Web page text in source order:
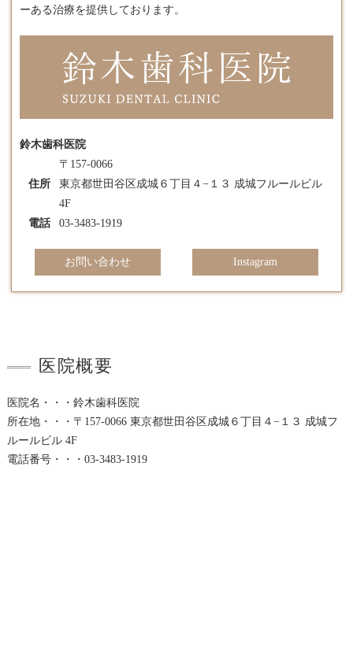
ーある治療を提供しております。
鈴木歯科医院
住所
〒157-0066
東京都世田谷区成城６丁目４−１３ 成城フルールビル
4F
電話
03-3483-1919
お問い合わせ Instagram
医院概要
医院名・・・鈴木歯科医院
所在地・・・〒157-0066 東京都世田谷区成城６丁目４−１３ 成城フ
ルールビル 4F
電話番号・・・03-3483-1919